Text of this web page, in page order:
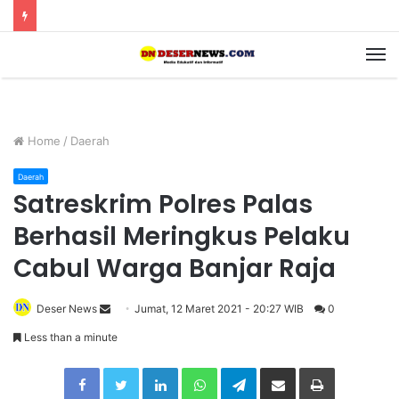
Home / Daerah
Daerah
Satreskrim Polres Palas
Berhasil Meringkus Pelaku
Cabul Warga Banjar Raja
Deser News
a
Jumat, 12 Maret 2021 - 20:27 WIB 0
Less than a minute
Facebook Twitter LinkedIn WhatsApp Telegram